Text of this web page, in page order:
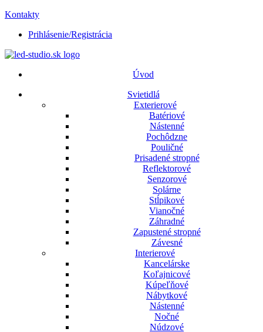
Kontakty
Prihlásenie/Registrácia
Úvod
Svietidlá
Exterierové
Batériové
Nástenné
Pochôdzne
Pouličné
Prisadené stropné
Reflektorové
Senzorové
Solárne
Stĺpikové
Vianočné
Záhradné
Zapustené stropné
Závesné
Interierové
Kancelárske
Koľajnicové
Kúpeľňové
Nábytkové
Nástenné
Nočné
Núdzové